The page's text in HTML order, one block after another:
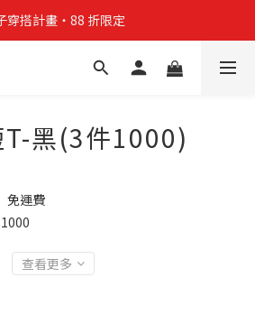
穿搭計畫・88 折限定
穿搭計畫・88 折限定
貨計畫  任選 6 件 $888
穿搭計畫・88 折限定
T-黑(3件1000)
免運費
查看更多